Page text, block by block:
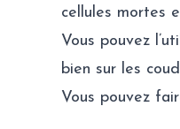
cellules mortes
Vous pouvez
bien sur les
Vous pouvez